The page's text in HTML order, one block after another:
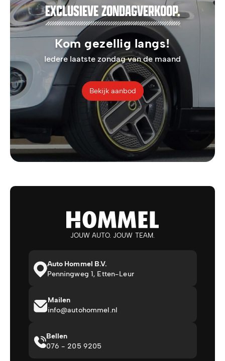
EXCLUSIEVE ZONDAGVERKOOP.
Kom gezellig langs!
Iedere laatste zondag van de maand
Bekijk aanbod
JOUW AUTO. JOUW TEAM.
Auto Hommel B.V.
Penningweg 1, Etten-Leur
Mailen
info@autohommel.nl
Bellen
076 - 205 9205